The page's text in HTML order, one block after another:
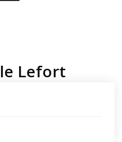
Lefort